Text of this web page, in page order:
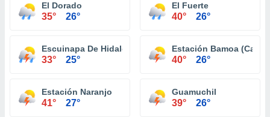
El Dorado
35° 26°
El Fuerte
40° 26°
Escuinapa De Hidalgo
33° 25°
Estación Bamoa
40° 26°
Estación Naranjo
41° 27°
Guamuchil
39° 26°